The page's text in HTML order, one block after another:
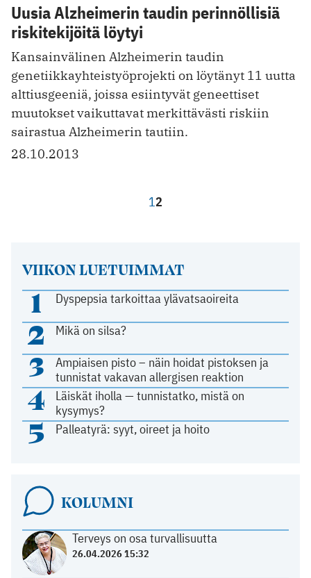
Uusia Alzheimerin taudin perinnöllisiä
riskitekijöitä löytyi
Kansainvälinen Alzheimerin taudin
genetiikkayhteistyöprojekti on löytänyt 11 uutta
alttiusgeeniä, joissa esiintyvät geneettiset
muutokset vaikuttavat merkittävästi riskiin
sairastua Alzheimerin tautiin.
28.10.2013
12
VIIKON LUETUIMMAT
1 Dyspepsia tarkoittaa ylävatsaoireita
2 Mikä on silsa?
3
Ampiaisen pisto – näin hoidat pistoksen ja
tunnistat vakavan allergisen reaktion
4
Läiskät iholla — tunnistatko, mistä on
kysymys?
5 Palleatyrä: syyt, oireet ja hoito
KOLUMNI
Terveys on osa turvallisuutta
26.04.2026 15:32